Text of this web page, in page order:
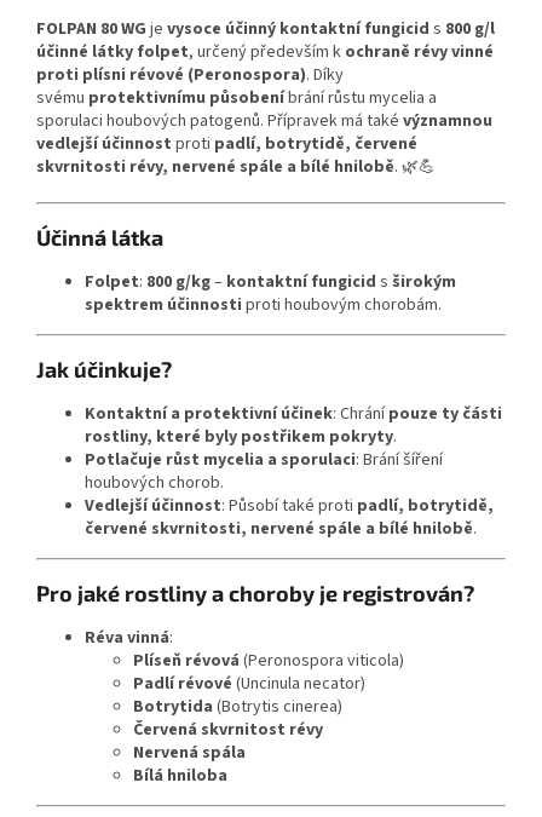
FOLPAN 80 WG je vysoce účinný kontaktní fungicid s 800 g/l
účinné látky folpet, určený především k ochraně révy vinné
proti plísni révové (Peronospora). Díky
svému protektivnímu působeníbrání růstu mycelia a
sporulaci houbových patogenů. Přípravek má také významnou
vedlejší účinnost proti padlí, botrytidě, červené
skvrnitosti révy, nervené spále a bílé hnilobě. 🌿💪
Účinná látka
Folpet: 800 g/kg– kontaktní fungicid s širokým
spektrem účinnosti proti houbovým chorobám.
Jak účinkuje?
Kontaktní a protektivní účinek: Chrání pouze ty části
rostliny, které byly postřikem pokryty.
Potlačuje růst mycelia a sporulaci: Brání šíření
houbových chorob.
Vedlejší účinnost: Působí také proti padlí, botrytidě,
červené skvrnitosti, nervené spále a bílé hnilobě.
Pro jaké rostliny a choroby je registrován?
Réva vinná:
Plíseň révová (Peronospora viticola)
Padlí révové (Uncinula necator)
Botrytida (Botrytis cinerea)
Červená skvrnitost révy
Nervená spála
Bílá hniloba